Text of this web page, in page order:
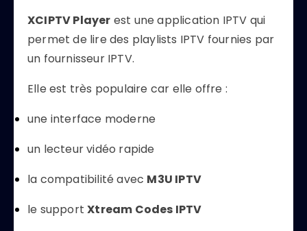
XCIPTV Player est une application IPTV qui
permet de lire des playlists IPTV fournies par
un fournisseur IPTV.
Elle est très populaire car elle offre :
une interface moderne
un lecteur vidéo rapide
la compatibilité avec M3U IPTV
le supportXtream Codes IPTV